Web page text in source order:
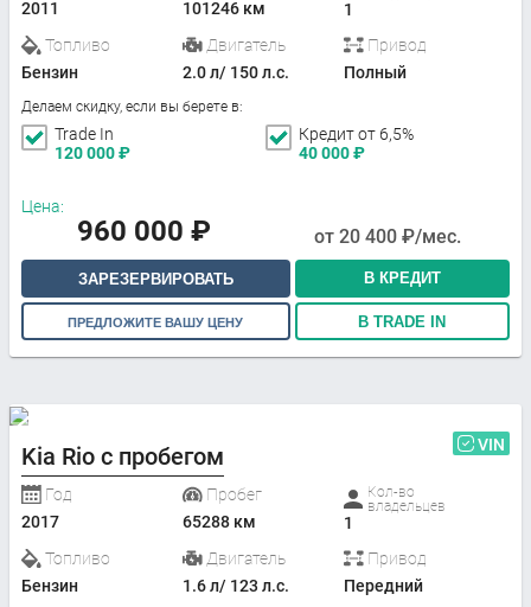
2011
101246 км
1
Топливо
Бензин
Двигатель
2.0 л/ 150 л.с.
Привод
Полный
Делаем скидку, если вы берете в:
Trade In
120 000₽
Кредит от 6,5%
40 000₽
Цена:
960 000 ₽ от 20 400 ₽/мес.
ЗАРЕЗЕРВИРОВАТЬ В КРЕДИТ
ПРЕДЛОЖИТЕ ВАШУ ЦЕНУ В TRADE IN
Kia Rio с пробегом VIN
Год
2017
Пробег
65288 км
Кол-во
владельцев
1
Топливо
Бензин
Двигатель
1.6 л/ 123 л.с.
Привод
Передний